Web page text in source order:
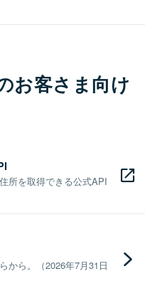
お客さま向け
所を取得できる公式API
から。（2026年7月31日